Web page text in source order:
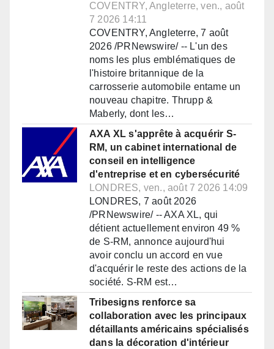
COVENTRY, Angleterre, ven., août
7 2026 14:11
COVENTRY, Angleterre, 7 août
2026 /PRNewswire/ -- L'un des
noms les plus emblématiques de
l'histoire britannique de la
carrosserie automobile entame un
nouveau chapitre. Thrupp &
Maberly, dont les…
AXA XL s'apprête à acquérir S-
RM, un cabinet international de
conseil en intelligence
d'entreprise et en cybersécurité
LONDRES, ven., août 7 2026 14:09
LONDRES, 7 août 2026
/PRNewswire/ -- AXA XL, qui
détient actuellement environ 49 %
de S-RM, annonce aujourd'hui
avoir conclu un accord en vue
d'acquérir le reste des actions de la
société. S-RM est…
Tribesigns renforce sa
collaboration avec les principaux
détaillants américains spécialisés
dans la décoration d'intérieur